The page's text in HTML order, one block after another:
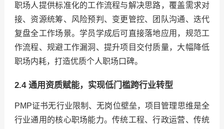
职场人提供标准化的工作流程与解决思路，覆盖需求对
接、资源统筹、风险预判、变更管控、团队沟通、迭代
复盘全工作场景。学员学成后可直接落地应用，规范工
作流程、规避工作漏洞、提升项目交付质量，大幅降低
职场内耗，打造优质个人职场口碑。
2.4 通用资质赋能，实现低门槛跨行业转型
PMP证书无行业限制、无岗位壁垒，项目管理思维是全
行业通用的核心职场能力。传统工程、行政运营、传统